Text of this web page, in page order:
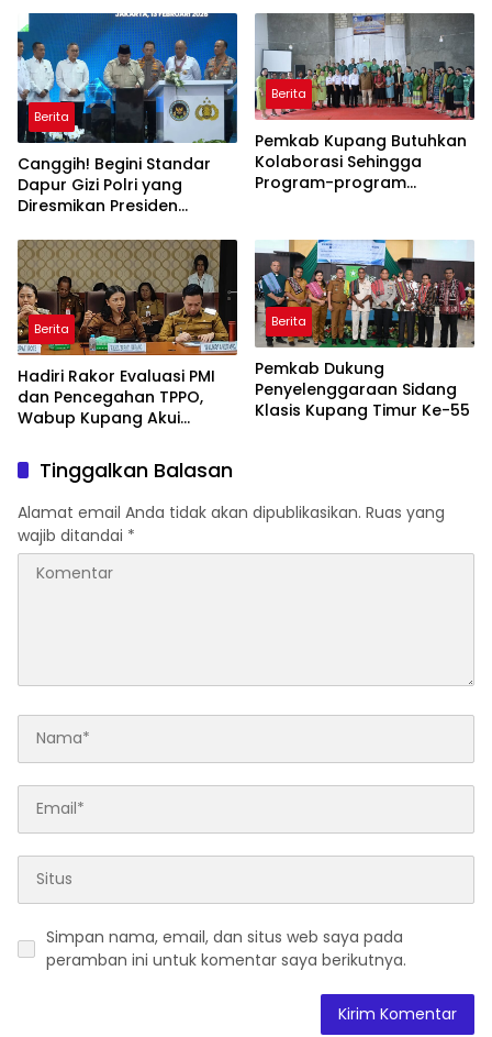
Berita
Canggih! Begini Standar
Dapur Gizi Polri yang
Diresmikan Presiden
Berita
Pemkab Kupang Butuhkan
Kolaborasi Sehingga
Program-program
Berita
Hadiri Rakor Evaluasi PMI
dan Pencegahan TPPO,
Wabup Kupang Akui
Bermasalah
Berita
Pemkab Dukung
Penyelenggaraan Sidang
Klasis Kupang Timur Ke-55
Tinggalkan Balasan
Alamat email Anda tidak akan dipublikasikan. Ruas yang
wajib ditandai *
Simpan nama, email, dan situs web saya pada
peramban ini untuk komentar saya berikutnya.